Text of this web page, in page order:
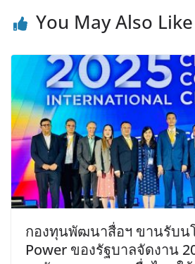
You May Also Like
กองทุนพัฒนาสื่อฯ ขานรับน
Power ของรัฐบาลจัดงาน